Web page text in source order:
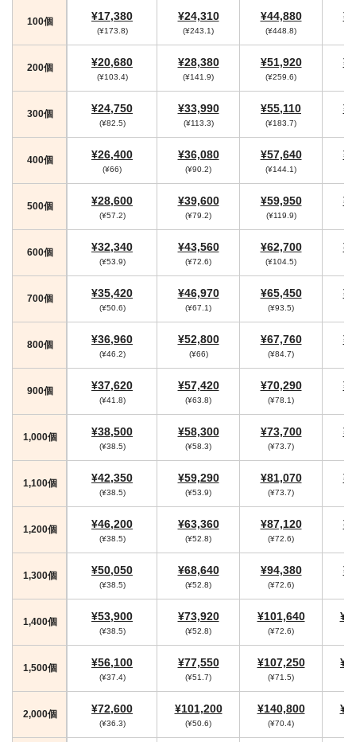
100個 ¥17,380
(¥173.8)
¥24,310
(¥243.1)
¥44,880
(¥448.8)
200個 ¥20,680
(¥103.4)
¥28,380
(¥141.9)
¥51,920
(¥259.6)
300個 ¥24,750
(¥82.5)
¥33,990
(¥113.3)
¥55,110
(¥183.7)
400個 ¥26,400
(¥66)
¥36,080
(¥90.2)
¥57,640
(¥144.1)
500個 ¥28,600
(¥57.2)
¥39,600
(¥79.2)
¥59,950
(¥119.9)
600個 ¥32,340
(¥53.9)
¥43,560
(¥72.6)
¥62,700
(¥104.5)
700個 ¥35,420
(¥50.6)
¥46,970
(¥67.1)
¥65,450
(¥93.5)
800個 ¥36,960
(¥46.2)
¥52,800
(¥66)
¥67,760
(¥84.7)
900個 ¥37,620
(¥41.8)
¥57,420
(¥63.8)
¥70,290
(¥78.1)
1,000個 ¥38,500
(¥38.5)
¥58,300
(¥58.3)
¥73,700
(¥73.7)
1,100個 ¥42,350
(¥38.5)
¥59,290
(¥53.9)
¥81,070
(¥73.7)
1,200個 ¥46,200
(¥38.5)
¥63,360
(¥52.8)
¥87,120
(¥72.6)
1,300個 ¥50,050
(¥38.5)
¥68,640
(¥52.8)
¥94,380
(¥72.6)
1,400個 ¥53,900
(¥38.5)
¥73,920
(¥52.8)
¥101,640
(¥72.6)
1,500個 ¥56,100
(¥37.4)
¥77,550
(¥51.7)
¥107,250
(¥71.5)
2,000個 ¥72,600
(¥36.3)
¥101,200
(¥50.6)
¥140,800
(¥70.4)